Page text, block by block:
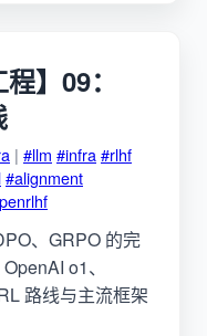
】09：
| #llm #infra#rlhf
#alignment
、GRPO 的完
o1、
路线与主流框架